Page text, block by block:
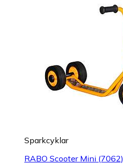
Sparkcyklar
RABO Scooter Mini (7062)